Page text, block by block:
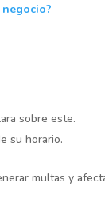
sobre este.
su horario.
multas y